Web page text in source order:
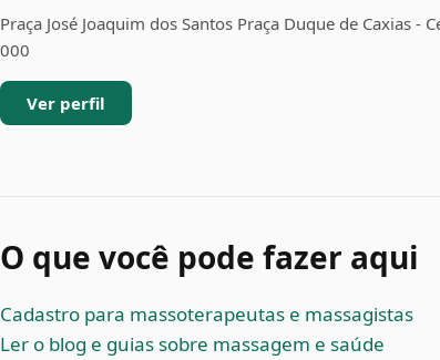
Praça José Joaquim dos Santos Praça Duque de Caxias -
000
Ver perfil
O que você pode fazer aqui
Cadastro para massoterapeutas e massagistas
Ler o blog e guias sobre massagem e saúde